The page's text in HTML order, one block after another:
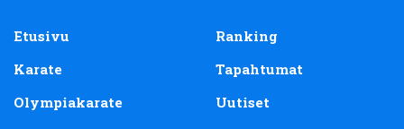
Etusivu
Karate
Olympiakarate
Ranking
Tapahtumat
Uutiset